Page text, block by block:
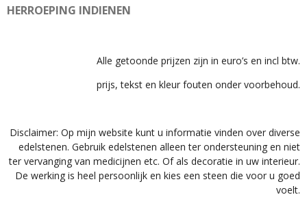
HERROEPING INDIENEN
Alle getoonde prijzen zijn in euro’s en incl btw.
prijs, tekst en kleur fouten onder voorbehoud.
Disclaimer: Op mijn website kunt u informatie vinden over diverse
edelstenen. Gebruik edelstenen alleen ter ondersteuning en niet
ter vervanging van medicijnen etc. Of als decoratie in uw interieur.
De werking is heel persoonlijk en kies een steen die voor u goed
voelt.